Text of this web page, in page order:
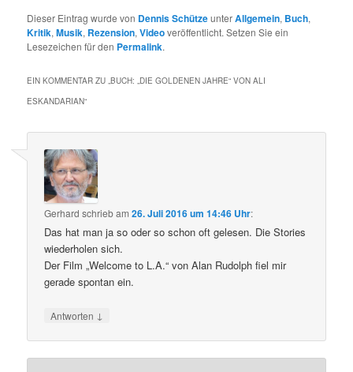
Dieser Eintrag wurde von Dennis SchützeunterAllgemein, Buch,
Kritik,Musik, Rezension,Videoveröffentlicht. Setzen Sie ein
Lesezeichen für den Permalink.
EIN KOMMENTAR ZU „BUCH: „DIE GOLDENEN JAHRE“ VON ALI
ESKANDARIAN“
Gerhard schriebam26. Juli 2016 um 14:46 Uhr:
Das hat man ja so oder so schon oft gelesen. Die Stories
wiederholen sich.
Der Film „Welcome to L.A.“ von Alan Rudolph fiel mir
gerade spontan ein.
Antworten ↓